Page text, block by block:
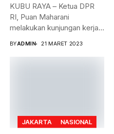
KUBU RAYA – Ketua DPR
RI, Puan Maharani
melakukan kunjungan kerja
BYADMIN 21 MARET 2023
JAKARTA NASIONAL